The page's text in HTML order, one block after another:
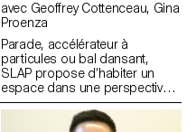
avec Geoffrey Cottenceau, Gina
Proenza
Parade, accélérateur à
particules ou bal dansant,
SLAP propose d’habiter un
espace dans une perspective
gravitationnelle. Les oeuvres,
qui se positionnent à la